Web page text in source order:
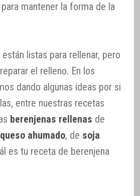
para mantener la forma de la
listas para rellenar, pero
el relleno. En los
dando algunas ideas por si
entre nuestras recetas
berenjenas rellenas de
queso ahumado, de soja
es tu receta de berenjena